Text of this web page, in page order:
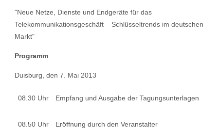
"Neue Netze, Dienste und Endgeräte für das
Telekommunikationsgeschäft – Schlüsseltrends im deutschen
Markt"
Programm
Duisburg, den 7. Mai 2013
08.30 Uhr Empfang und Ausgabe der Tagungsunterlagen
08.50 Uhr Eröffnung durch den Veranstalter